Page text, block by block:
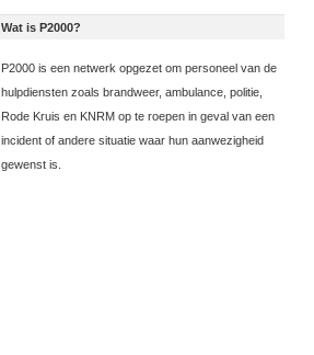
Wat is P2000?
P2000 is een netwerk opgezet om personeel van de
hulpdiensten zoals brandweer, ambulance, politie,
Rode Kruis en KNRM op te roepen in geval van een
incident of andere situatie waar hun aanwezigheid
gewenst is.